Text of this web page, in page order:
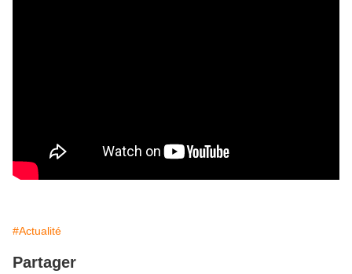
#Actualité
Partager